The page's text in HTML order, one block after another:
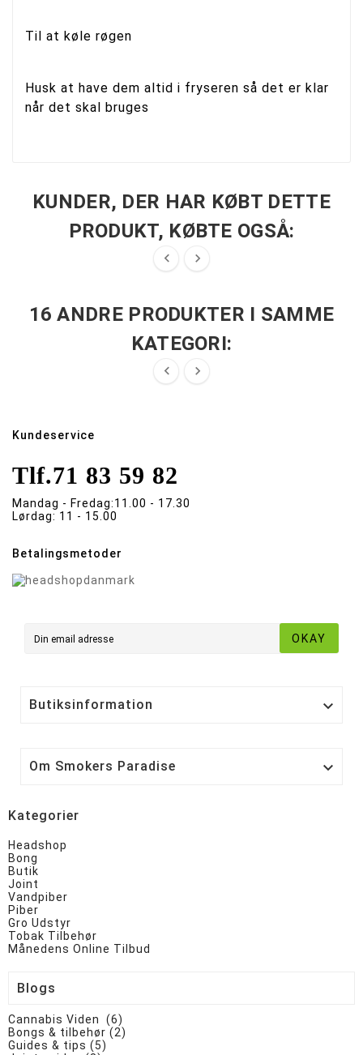
Til at køle røgen
Husk at have dem altid i fryseren så det er klar
når det skal bruges
KUNDER, DER HAR KØBT DETTE
PRODUKT, KØBTE OGSÅ:
 
16 ANDRE PRODUKTER I SAMME
KATEGORI:
 
Kundeservice
Tlf.71 83 59 82
Mandag - Fredag:11.00 - 17.30
Lørdag: 11 - 15.00
Betalingsmetoder
OKAY
Butiksinformation 
Om Smokers Paradise 
Kategorier
Headshop
Bong
Butik
Joint
Vandpiber
Piber
Gro Udstyr
Tobak Tilbehør
Månedens Online Tilbud
Blogs
Cannabis Viden (6)
Bongs & tilbehør (2)
Guides & tips (5)